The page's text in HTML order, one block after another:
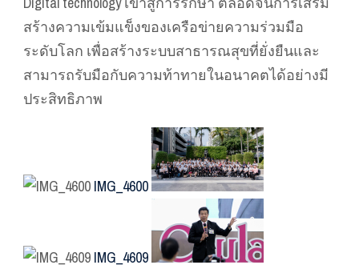
สร้างความเข้มแข็งของเครือข่ายความร่วมมือ
ระดับโลก เพื่อสร้างระบบสาธารณสุขที่ยั่งยืนและ
สามารถรับมือกับความท้าทายในอนาคตได้อย่างมี
ประสิทธิภาพ
IMG_4600
IMG_4609